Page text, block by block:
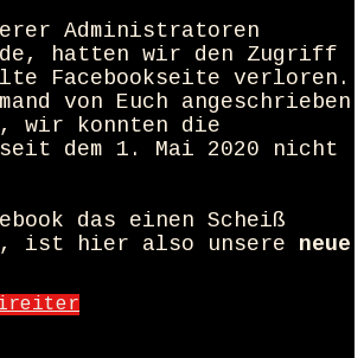
Administratoren
hatten wir den Zugriff
Facebookseite verloren.
von Euch angeschrieben
wir konnten die
dem 1. Mai 2020 nicht
das einen Scheiß
ist hier also unsere neue